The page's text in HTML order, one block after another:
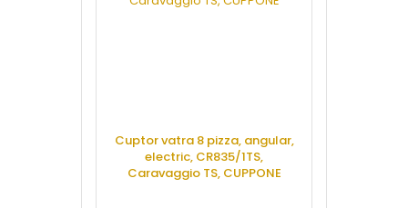
Cuptor vatra 8 pizza, angular,
electric, CR835/1TS,
Caravaggio TS, CUPPONE